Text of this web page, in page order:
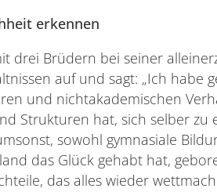
erkennen
drei Brüdern bei seiner
auf und sagt: „Ich habe
und nichtakademischen
Strukturen hat, sich selber zu
sowohl gymnasiale
das Glück gehabt hat,
das alles wieder